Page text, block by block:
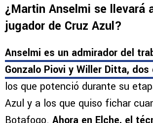
¿Martin Anselmi se llevará
jugador de Cruz Azul?
Anselmi es un admirador del
Gonzalo Piovi y Willer Ditta, dos
los que potenció durante su
Azul y a los que quiso fichar